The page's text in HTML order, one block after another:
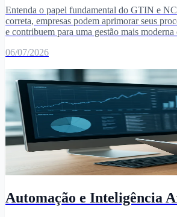
Entenda o papel fundamental do GTIN e
correta, empresas podem aprimorar seus
e contribuem para uma gestão mais moderna
06/07/2026
Automação e Inteligência